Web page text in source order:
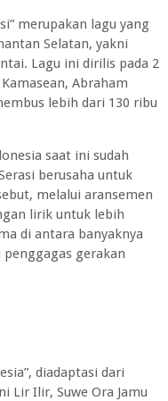
merupakan lagu yang
Selatan, yakni
Lagu ini dirilis pada 2
Abraham
lebih dari 130 ribu
saat ini sudah
berusaha untuk
melalui aransemen
lirik untuk lebih
di antara banyaknya
penggagas gerakan
diadaptasi dari
Lir Ilir, Suwe Ora Jamu